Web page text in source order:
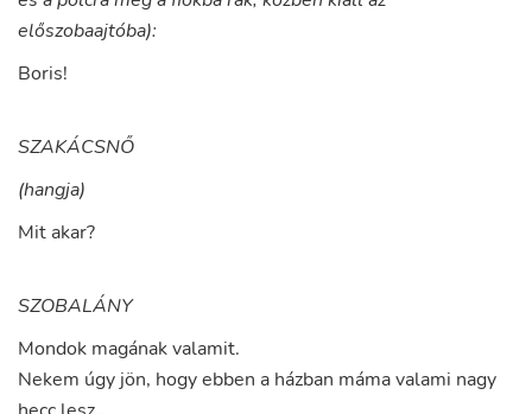
előszobaajtóba):
Boris!
SZAKÁCSNŐ
(hangja)
Mit akar?
SZOBALÁNY
Mondok magánakvalamit.
Nekem úgy jön, hogyebben a házban mámavalami nagy